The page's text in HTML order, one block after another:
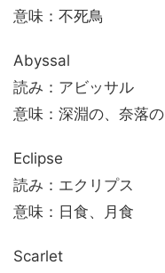
意味：不死鳥
Abyssal
読み：アビッサル
意味：深淵の、奈落の
Eclipse
読み：エクリプス
意味：日食、月食
Scarlet